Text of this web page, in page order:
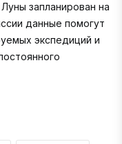
запланирован на
данные помогут
экспедиций и